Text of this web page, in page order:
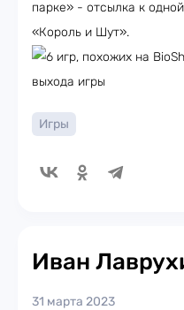
парке» - отсылка к
«Король и Шут».
Игры
Иван
31 марта 2023